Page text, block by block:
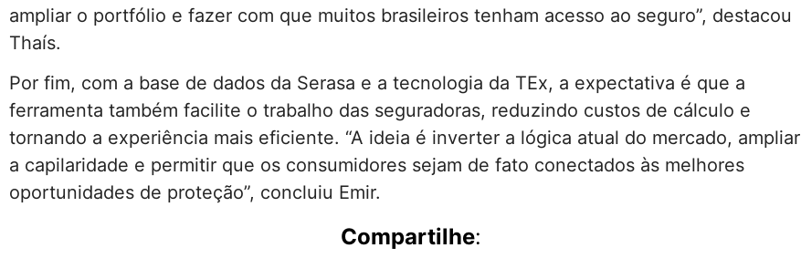
ampliar o portfólio e fazer com que muitos brasileiros tenham acesso ao seguro”, destacou
Thaís.
Por fim, com a base de dados da Serasa e a tecnologia da TEx, a expectativa é que a
ferramenta também facilite o trabalho das seguradoras, reduzindo custos de cálculo e
tornando a experiência mais eficiente. “A ideia é inverter a lógica atual do mercado, ampliar
a capilaridade e permitir que os consumidores sejam de fato conectados às melhores
oportunidades de proteção”, concluiu Emir.
Compartilhe: